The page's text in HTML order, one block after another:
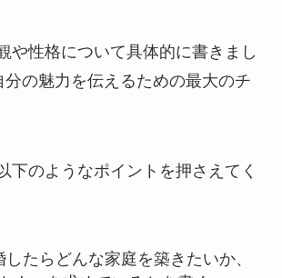
や性格について具体的に書きまし
分の魅力を伝えるための最大のチ
下のようなポイントを押さえてく
たらどんな家庭を築きたいか、